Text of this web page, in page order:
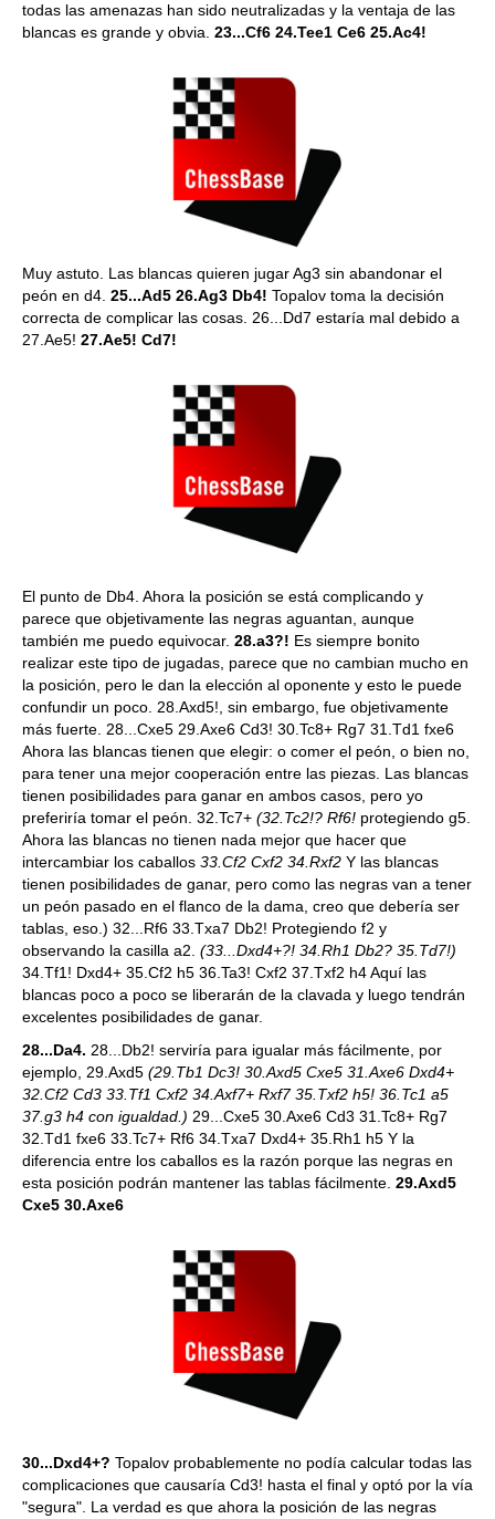
todas las amenazas han sido neutralizadas y la ventaja de las
blancas es grande y obvia. 23...Cf6 24.Tee1 Ce6 25.Ac4!
Muy astuto. Las blancas quieren jugar Ag3 sin abandonar el
peón en d4. 25...Ad5 26.Ag3 Db4! Topalov toma la decisión
correcta de complicar las cosas. 26...Dd7 estaría mal debido a
27.Ae5! 27.Ae5! Cd7!
El punto de Db4. Ahora la posición se está complicando y
parece que objetivamente las negras aguantan, aunque
también me puedo equivocar. 28.a3?! Es siempre bonito
realizar este tipo de jugadas, parece que no cambian mucho en
la posición, pero le dan la elección al oponente y esto le puede
confundir un poco. 28.Axd5!, sin embargo, fue objetivamente
más fuerte. 28...Cxe5 29.Axe6 Cd3! 30.Tc8+ Rg7 31.Td1 fxe6
Ahora las blancas tienen que elegir: o comer el peón, o bien no,
para tener una mejor cooperación entre las piezas. Las blancas
tienen posibilidades para ganar en ambos casos, pero yo
preferiría tomar el peón. 32.Tc7+ (32.Tc2!? Rf6! protegiendo g5.
Ahora las blancas no tienen nada mejor que hacer que
intercambiar los caballos 33.Cf2 Cxf2 34.Rxf2 Y las blancas
tienen posibilidades de ganar, pero como las negras van a tener
un peón pasado en el flanco de la dama, creo que debería ser
tablas, eso.) 32...Rf6 33.Txa7 Db2! Protegiendo f2 y
observando la casilla a2. (33...Dxd4+?! 34.Rh1 Db2? 35.Td7!)
34.Tf1! Dxd4+ 35.Cf2 h5 36.Ta3! Cxf2 37.Txf2 h4 Aquí las
blancas poco a poco se liberarán de la clavada y luego tendrán
excelentes posibilidades de ganar.
28...Da4. 28...Db2! serviría para igualar más fácilmente, por
ejemplo, 29.Axd5 (29.Tb1 Dc3! 30.Axd5 Cxe5 31.Axe6 Dxd4+
32.Cf2 Cd3 33.Tf1 Cxf2 34.Axf7+ Rxf7 35.Txf2 h5! 36.Tc1 a5
37.g3 h4 con igualdad.) 29...Cxe5 30.Axe6 Cd3 31.Tc8+ Rg7
32.Td1 fxe6 33.Tc7+ Rf6 34.Txa7 Dxd4+ 35.Rh1 h5 Y la
diferencia entre los caballos es la razón porque las negras en
esta posición podrán mantener las tablas fácilmente. 29.Axd5
Cxe5 30.Axe6
30...Dxd4+? Topalov probablemente no podía calcular todas las
complicaciones que causaría Cd3! hasta el final y optó por la vía
"segura". La verdad es que ahora la posición de las negras